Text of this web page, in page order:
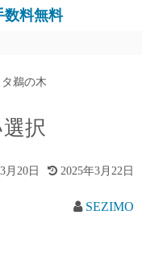
数料無料
鵜の木
択
月20日 2025年3月22日
SEZIMO